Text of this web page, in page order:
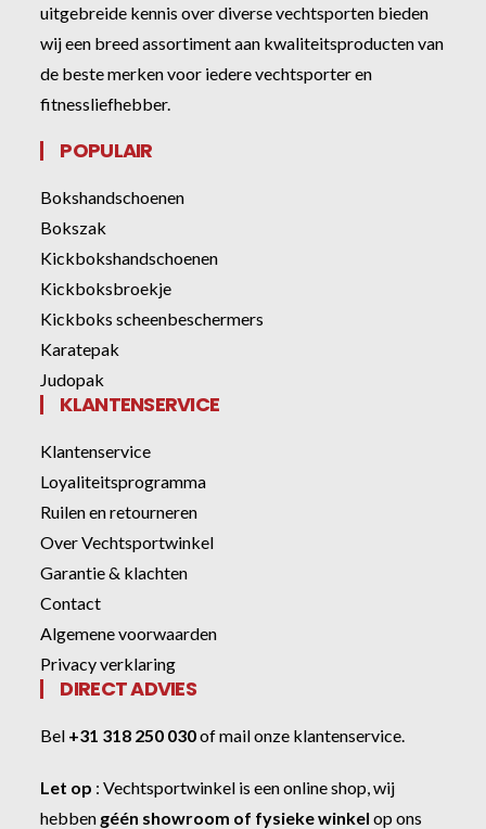
uitgebreide kennis over diverse vechtsporten bieden
wij een breed assortiment aan kwaliteitsproducten van
de beste merken voor iedere vechtsporter en
fitnessliefhebber.
POPULAIR
Bokshandschoenen
Bokszak
Kickbokshandschoenen
Kickboksbroekje
Kickboks scheenbeschermers
Karatepak
Judopak
KLANTENSERVICE
Klantenservice
Loyaliteitsprogramma
Ruilen en retourneren
Over Vechtsportwinkel
Garantie & klachten
Contact
Algemene voorwaarden
Privacy verklaring
DIRECT ADVIES
Bel +31 318 250 030ofmail onze klantenservice
Let op :Vechtsportwinkel is een online shop, wij
hebben géén showroom of fysieke winkel op ons